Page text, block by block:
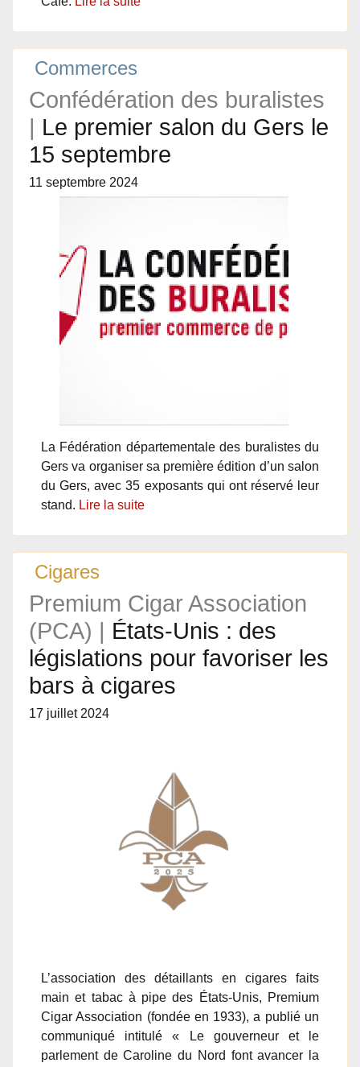
Commerces
Confédération des buralistes
Le premier salon du Gers le
15 septembre
11 septembre 2024
La Fédération départementale des buralistes du
Gers va organiser sa première édition d’un salon
du Gers, avec 35 exposants qui ont réservé leur
stand. Lire la suite
Cigares
Premium Cigar Association
(PCA) | États-Unis : des
législations pour favoriser les
bars à cigares
17 juillet 2024
L’association des détaillants en cigares faits
main et tabac à pipe des États-Unis, Premium
Cigar Association (fondée en 1933), a publié un
communiqué intitulé « Le gouverneur et le
parlement de Caroline du Nord font avancer la